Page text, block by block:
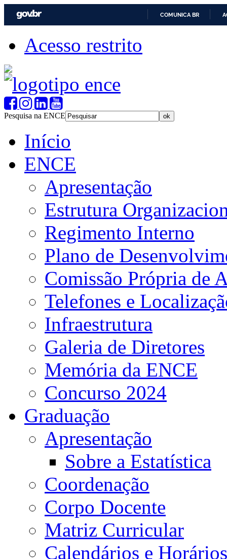
COMUNICA BR
Acesso restrito
Pesquisa na ENCE
Início
ENCE
Apresentação
Estrutura
Regimento Interno
Plano de
Comissão Própria de
Telefones e
Infraestrutura
Galeria de Diretores
Memória da ENCE
Concurso 2024
Graduação
Apresentação
Sobre a Estatística
Coordenação
Corpo Docente
Matriz Curricular
Calendários e Horários